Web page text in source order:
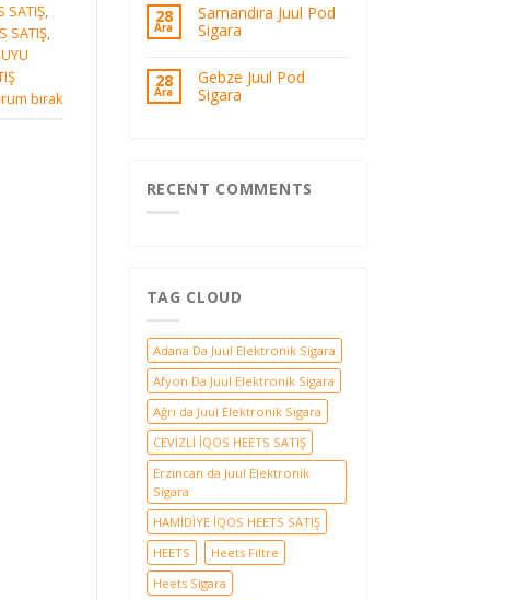
SATIŞ,
SATIŞ,
bırak
28
Ara
Samandıra Juul Pod
Sigara
28
Ara
Gebze Juul Pod
Sigara
RECENT COMMENTS
TAG CLOUD
Adana Da Juul Elektronik Sigara
Afyon Da Juul Elektronik Sigara
Ağrı da Juul Elektronik Sigara
CEVİZLİ İQOS HEETS SATIŞ
Erzincan da Juul Elektronik
Sigara
HAMİDİYE İQOS HEETS SATIŞ
HEETS
Heets Filtre
Heets Sigara